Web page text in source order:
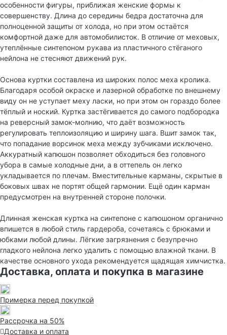
особенности фигуры, приближая женские формы к
совершенству. Длина до середины бедра достаточна для
полноценной защиты от холода, но при этом остаётся
комфортной даже для автомобилисток. В отличие от меховых,
утеплённые синтепоном рукава из пластичного стёганого
нейлона не стесняют движений рук.
Основа куртки составлена из широких полос меха кролика.
Благодаря особой окраске и лазерной обработке по внешнему
виду он не уступает меху ласки, но при этом он гораздо более
тёплый и ноский. Куртка застёгивается до самого подбородка
на реверсный замок-молнию, что даёт возможность
регулировать теплоизоляцию и ширину шага. Вшит замок так,
что попадание ворсинок меха между зубчиками исключено.
Аккуратный капюшон позволяет обходиться без головного
убора в самые холодные дни, а в оттепель он легко
укладывается по плечам. Вместительные карманы, скрытые в
боковых швах не портят общей гармонии. Ещё один карман
предусмотрен на внутренней стороне полочки.
Длинная женская куртка на синтепоне с капюшоном органично
впишется в любой стиль гардероба, сочетаясь с брюками и
юбками любой длины. Лёгкие загрязнения с безупречно
гладкого нейлона легко удалить с помощью влажной ткани. В
качестве основного ухода рекомендуется щадящая химчистка.
Доставка, оплата и покупка в магазине
Примерка перед покупкой
Рассрочка на 50%
Доставка и оплата